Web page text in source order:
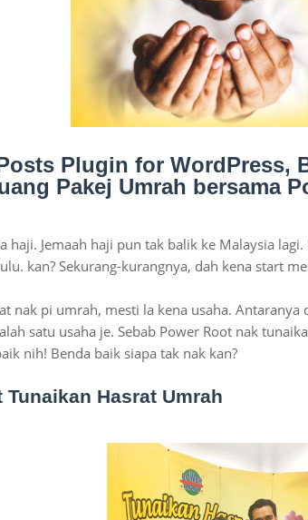
Pakej Umrah bersama
haji. Jemaah haji pun tak balik ke Malaysia
kan? Sekurang-kurangnya, dah kena start
nak pi umrah, mesti la kena usaha. Antaranya
satu usaha je. Sebab Power Root nak
nih! Benda baik siapa tak nak kan?
Tunaikan Hasrat Umrah